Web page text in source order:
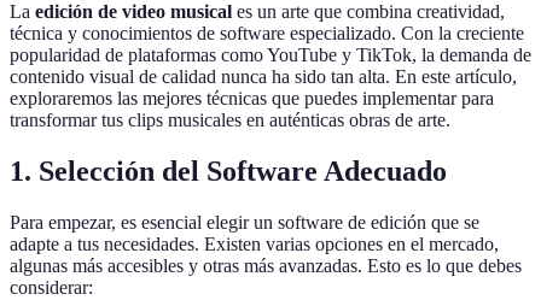
La edición de video musical es un arte que combina creatividad,
técnica y conocimientos de software especializado. Con la creciente
popularidad de plataformas como YouTube y TikTok, la demanda de
contenido visual de calidad nunca ha sido tan alta. En este artículo,
exploraremos las mejores técnicas que puedes implementar para
transformar tus clips musicales en auténticas obras de arte.
1. Selección del Software Adecuado
Para empezar, es esencial elegir un software de edición que se
adapte a tus necesidades. Existen varias opciones en el mercado,
algunas más accesibles y otras más avanzadas. Esto es lo que debes
considerar: